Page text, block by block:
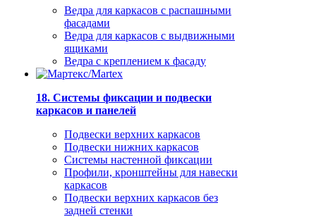
Ведра для каркасов с распашными
фасадами
Ведра для каркасов с выдвижными
ящиками
Ведра с креплением к фасаду
18. Системы фиксации и подвески
каркасов и панелей
Подвески верхних каркасов
Подвески нижних каркасов
Системы настенной фиксации
Профили, кронштейны для навески
каркасов
Подвески верхних каркасов без
задней стенки